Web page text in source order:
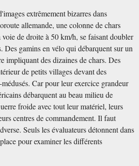
extrêmement bizarres dans
allemande, une colonne de chars
de droite à 50 km/h, se faisant doubler
Des gamins en vélo qui débarquent sur un
impliquant des dizaines de chars. Des
de petits villages devant des
Car pour leur exercice grandeur
débarquent au beau milieu de
froide avec tout leur matériel, leurs
centres de commandement. Il faut
Seuls les évaluateurs détonnent dans
pour examiner les différents